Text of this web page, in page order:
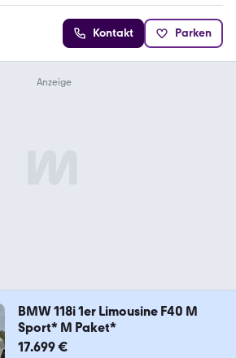
Kontakt Parken
BMW 118i 1er Limousine F40 M
Sport* M Paket*
17.699 €